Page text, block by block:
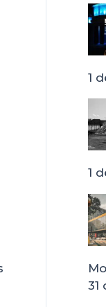
1
1
31